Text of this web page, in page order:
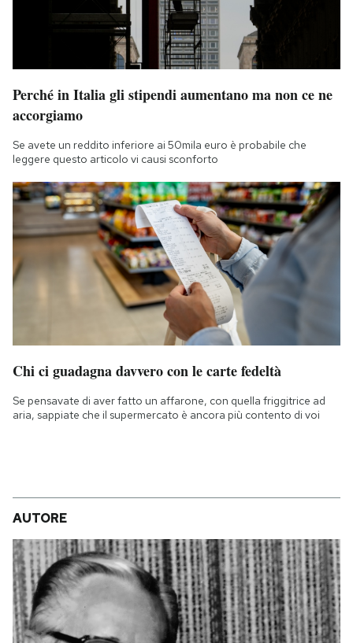
Perché in Italia gli stipendi aumentano ma non ce ne
accorgiamo
Se avete un reddito inferiore ai 50mila euro è probabile che
leggere questo articolo vi causi sconforto
Chi ci guadagna davvero con le carte fedeltà
Se pensavate di aver fatto un affarone, con quella friggitrice ad
aria, sappiate che il supermercato è ancora più contento di voi
AUTORE